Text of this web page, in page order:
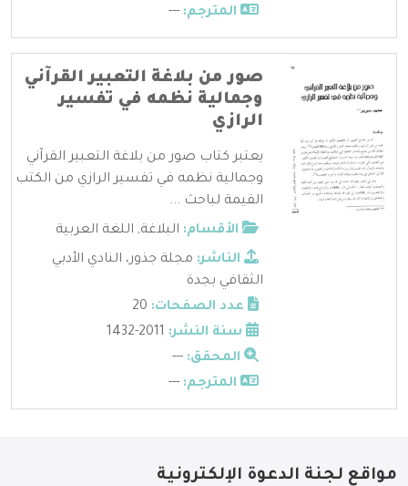
المترجم: ---
صور من بلاغة التعبير القرآني
وجمالية نظمه في تفسير
الرازي
يعتبر كتاب صور من بلاغة التعبير القرآني
وجمالية نظمه في تفسير الرازي من الكتب
القيمة لباحث ...
الأقسام: البلاغة, اللغة العربية
الناشر: مجلة جذور، النادي الأدبي
الثقافي بجدة
عدد الصفحات:
سنة النشر:
المحقق: ---
المترجم: ---
مواقع لجنة الدعوة الإلكترونية